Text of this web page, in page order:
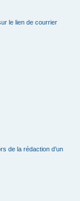
le lien de courrier
de la rédaction d’un